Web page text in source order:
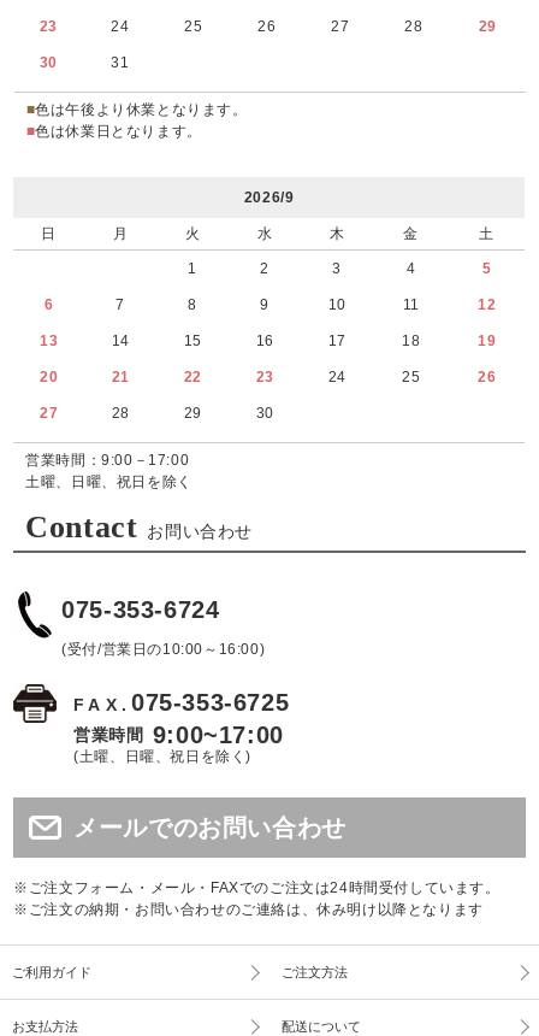
23 24 25 26 27 28 29
30 31
■色は午後より休業となります。
■色は休業日となります。
2026/9
日 月 火 水 木 金 土
1 2 3 4 5
6 7 8 9 10 11 12
13 14 15 16 17 18 19
20 21 22 23 24 25 26
27 28 29 30
営業時間：9:00－17:00
土曜、日曜、祝日を除く
Contact お問い合わせ
075-353-6724
(受付/営業日の10:00～16:00)
FAX.075-353-6725
営業時間 9:00~17:00
(土曜、日曜、祝日を除く)
メールでのお問い合わせ
※ご注文フォーム・メール・FAXでのご注文は24時間受付しています。
※ご注文の納期・お問い合わせのご連絡は、休み明け以降となります
ご利用ガイド ご注文方法
お支払方法 配送について